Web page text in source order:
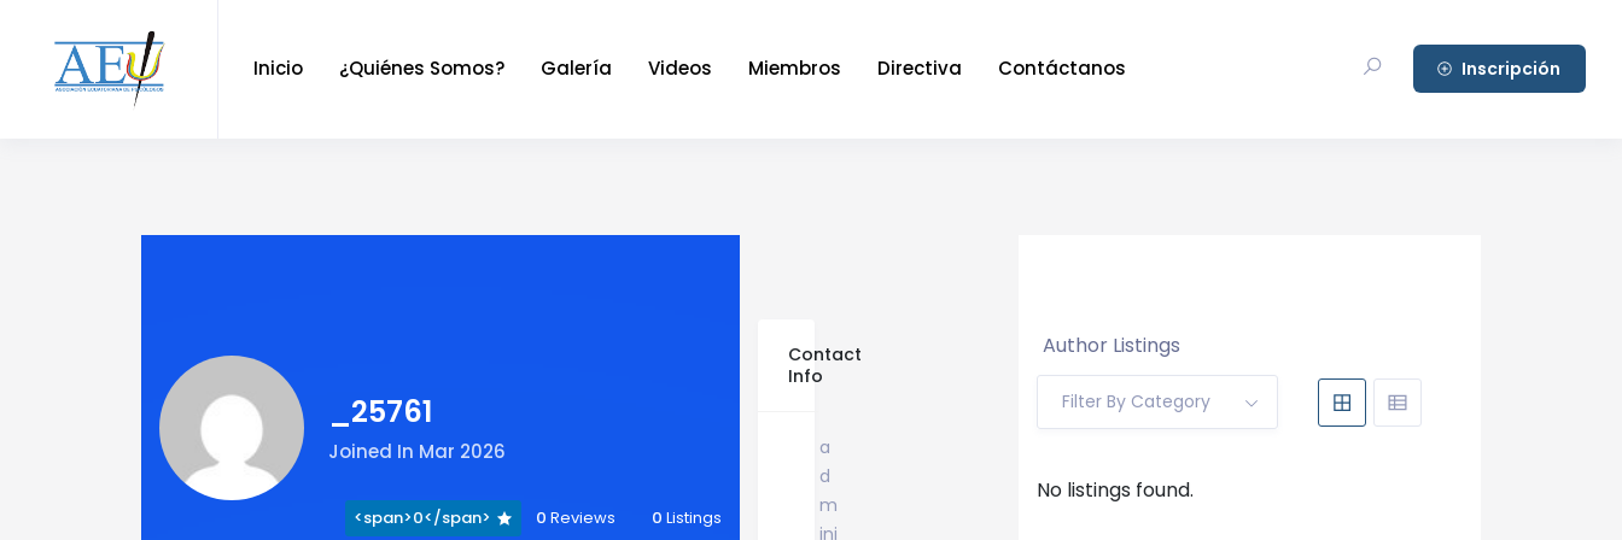
Inicio ¿Quiénes Somos? Galería Videos Miembros Directiva Contáctanos Inscripción
_25761
Joined In Mar 2026
<span>0</span> 0 Reviews 0 Listings
Contact
Info
a
d
m
ini
Author Listings
Filter By Category
No listings found.